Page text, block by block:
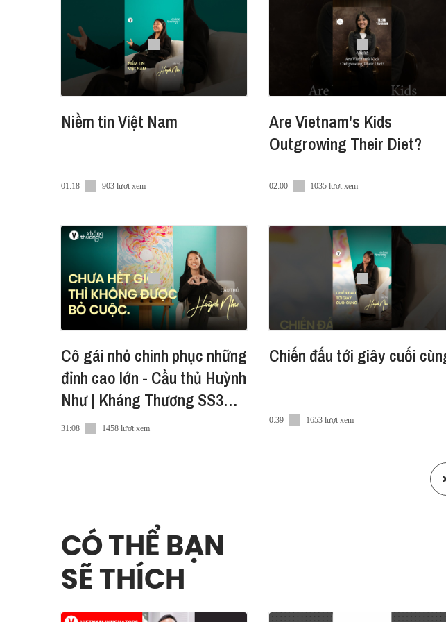
https://bit.ly/VI-Series-Spotify
► Apple Podcast: https://bit.ly/VI-Series-AP
Cám ơn P&G đã đồng hành cùng tập podcast này Trải qua hành trình hơn
dựng một tổ chức đổi mới và kiến tạo, liên tục cải tiến để luôn mang lại
Niềm tin Việt Nam
01:18 903 lượt xem
Are Vietnam's Kids
Outgrowing Their Diet?
02:00 1035 lượt xem
Cô gái nhỏ chinh phục những
đỉnh cao lớn - Cầu thủ Huỳnh
Như | Kháng Thương SS3
EP3
31:08 1458 lượt xem
Chiến đấu tới giây cuối
0:39 1653 lượt xem
CÓ THỂ BẠN
SẼ THÍCH